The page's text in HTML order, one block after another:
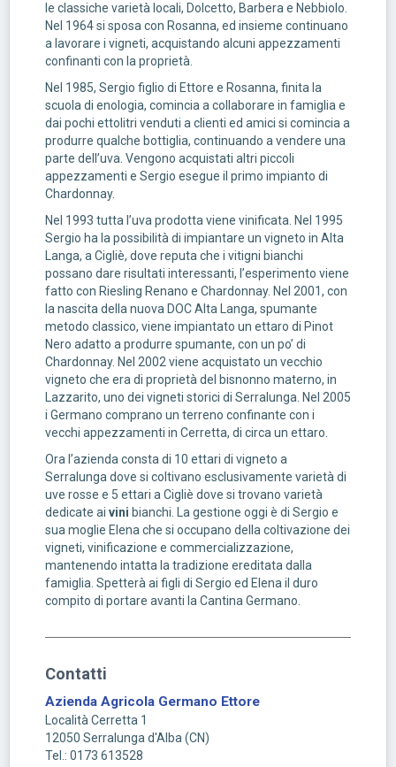
le classiche varietà locali, Dolcetto, Barbera e Nebbiolo.
Nel 1964 si sposa con Rosanna, ed insieme continuano
a lavorare i vigneti, acquistando alcuni appezzamenti
confinanti con la proprietà.
Nel 1985, Sergio figlio di Ettore e Rosanna, finita la
scuola di enologia, comincia a collaborare in famiglia e
dai pochi ettolitri venduti a clienti ed amici si comincia a
produrre qualche bottiglia, continuando a vendere una
parte dell’uva. Vengono acquistati altri piccoli
appezzamenti e Sergio esegue il primo impianto di
Chardonnay.
Nel 1993 tutta l’uva prodotta viene vinificata. Nel 1995
Sergio ha la possibilità di impiantare un vigneto in Alta
Langa, a Cigliè, dove reputa che i vitigni bianchi
possano dare risultati interessanti, l’esperimento viene
fatto con Riesling Renano e Chardonnay. Nel 2001, con
la nascita della nuova DOC Alta Langa, spumante
metodo classico, viene impiantato un ettaro di Pinot
Nero adatto a produrre spumante, con un po’ di
Chardonnay. Nel 2002 viene acquistato un vecchio
vigneto che era di proprietà del bisnonno materno, in
Lazzarito, uno dei vigneti storici di Serralunga. Nel 2005
i Germano comprano un terreno confinante con i
vecchi appezzamenti in Cerretta, di circa un ettaro.
Ora l’azienda consta di 10 ettari di vigneto a
Serralunga dove si coltivano esclusivamente varietà di
uve rosse e 5 ettari a Cigliè dove si trovano varietà
dedicate ai vini bianchi. La gestione oggi è di Sergio e
sua moglie Elena che si occupano della coltivazione dei
vigneti, vinificazione e commercializzazione,
mantenendo intatta la tradizione ereditata dalla
famiglia. Spetterà ai figli di Sergio ed Elena il duro
compito di portare avanti la Cantina Germano.
Contatti
Azienda Agricola Germano Ettore
Località Cerretta 1
12050 Serralunga d'Alba (CN)
Tel.: 0173 613528